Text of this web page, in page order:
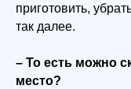
приготовить,
так далее.
– То есть можно
место?